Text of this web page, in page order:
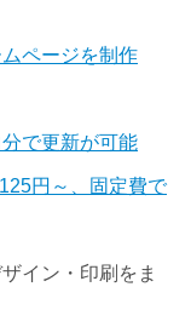
ページを制作
で更新が可能
円～、固定費で
イン・印刷をま